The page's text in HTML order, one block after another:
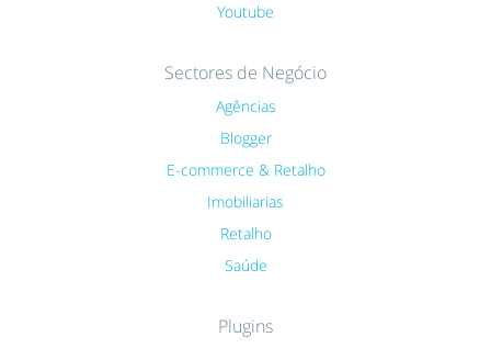
Youtube
Sectores de Negócio
Agências
Blogger
E-commerce & Retalho
Imobiliarias
Retalho
Saúde
Plugins